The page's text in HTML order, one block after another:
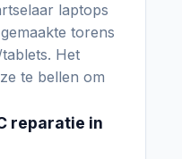
laptops
torens
Het
te bellen om
reparatie in